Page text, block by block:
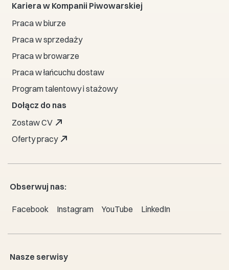
Kariera w Kompanii Piwowarskiej
Praca w biurze
Praca w sprzedaży
Praca w browarze
Praca w łańcuchu dostaw
Program talentowy i stażowy
Dołącz do nas
Zostaw CV
Oferty pracy
Obserwuj nas:
Facebook Instagram YouTube LinkedIn
Nasze serwisy